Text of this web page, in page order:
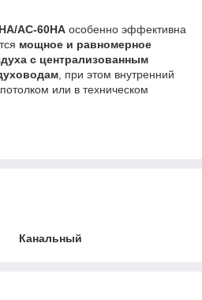
AC‑60HA особенно эффективна
мощное и равномерное
с централизованным
, при этом внутренний
или в техническом
Канальный